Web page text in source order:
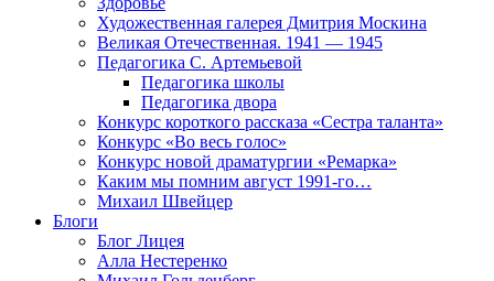
Художественная галерея Дмитрия Москина
Великая Отечественная. 1941 — 1945
Педагогика С. Артемьевой
Педагогика школы
Педагогика двора
Конкурс короткого рассказа «Сестра таланта»
Конкурс «Во весь голос»
Конкурс новой драматургии «Ремарка»
Каким мы помним август 1991-го…
Михаил Швейцер
Блоги
Блог Лицея
Алла Нестеренко